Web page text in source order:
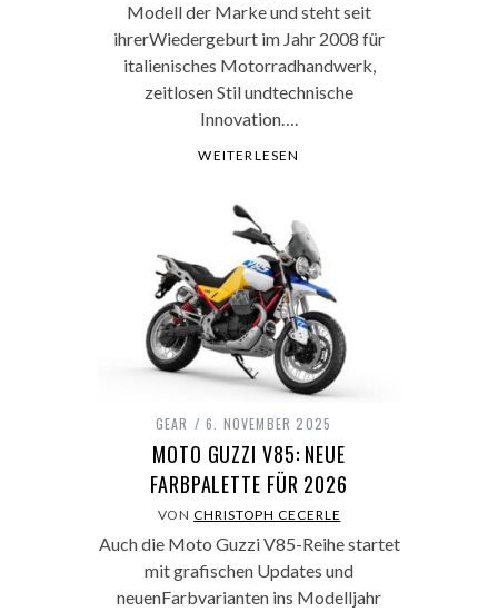
Modell der Marke und steht seit
ihrerWiedergeburt im Jahr 2008 für
italienisches Motorradhandwerk,
zeitlosen Stil undtechnische
Innovation….
WEITERLESEN
GEAR 6. NOVEMBER 2025
MOTO GUZZI V85: NEUE
FARBPALETTE FÜR 2026
VONCHRISTOPH CECERLE
Auch die Moto Guzzi V85-Reihe startet
mit grafischen Updates und
neuenFarbvarianten ins Modelljahr